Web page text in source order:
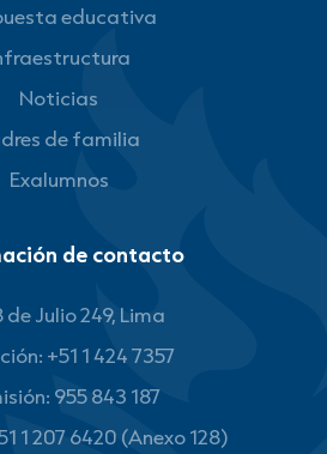
educativa
Noticias
de familia
Exalumnos
de contacto
de Julio 249, Lima
+51 1 424 7357
955 843 187
1 207 6420 (Anexo 128)